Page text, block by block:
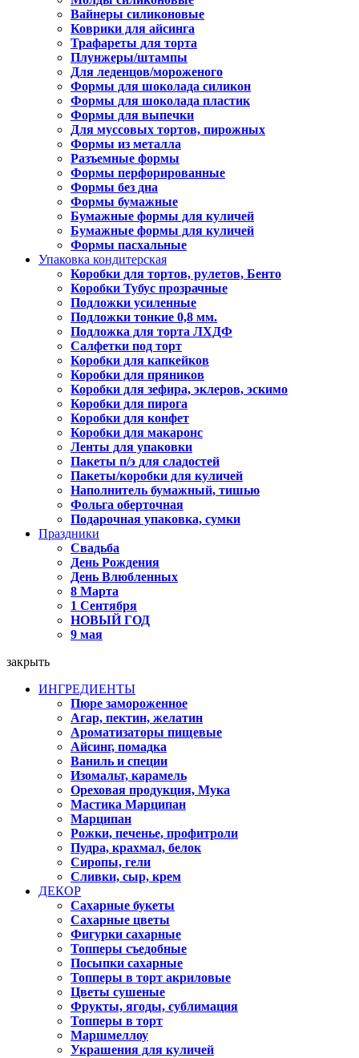
Вайнеры силиконовые
Коврики для айсинга
Трафареты для торта
Плунжеры/штампы
Для леденцов/мороженого
Формы для шоколада силикон
Формы для шоколада пластик
Формы для выпечки
Для муссовых тортов, пирожных
Формы из металла
Разъемные формы
Формы перфорированные
Формы без дна
Формы бумажные
Бумажные формы для куличей
Бумажные формы для куличей
Формы пасхальные
Упаковка кондитерская
Коробки для тортов, рулетов, Бенто
Коробки Тубус прозрачные
Подложки усиленные
Подложки тонкие 0,8 мм.
Подложка для торта ЛХДФ
Салфетки под торт
Коробки для капкейков
Коробки для пряников
Коробки для зефира, эклеров, эскимо
Коробки для пирога
Коробки для конфет
Коробки для макаронс
Ленты для упаковки
Пакеты п/э для сладостей
Пакеты/коробки для куличей
Наполнитель бумажный, тишью
Фольга оберточная
Подарочная упаковка, сумки
Праздники
Свадьба
День Рождения
День Влюбленных
8 Марта
1 Сентября
НОВЫЙ ГОД
9 мая
закрыть
ИНГРЕДИЕНТЫ
Пюре замороженное
Агар, пектин, желатин
Ароматизаторы пищевые
Айсинг, помадка
Ваниль и специи
Изомальт, карамель
Ореховая продукция, Мука
Мастика Марципан
Марципан
Рожки, печенье, профитроли
Пудра, крахмал, белок
Сиропы, гели
Сливки, сыр, крем
ДЕКОР
Сахарные букеты
Сахарные цветы
Фигурки сахарные
Топперы съедобные
Посыпки сахарные
Топперы в торт акриловые
Цветы сушеные
Фрукты, ягоды, сублимация
Топперы в торт
Маршмеллоу
Украшения для куличей